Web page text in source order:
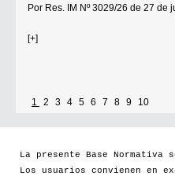
Por Res. IM Nº 3029/26 de 27 de
[+]
1 2 3 4 5 6 7 8 9 10
La presente Base
Los usuarios convienen en